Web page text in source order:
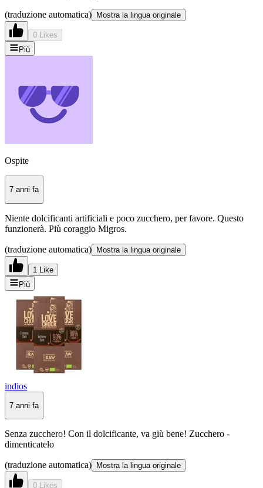
(traduzione automatica) Mostra la lingua originale
0 Likes
Più
Ospite
7 anni fa
Niente dolcificanti artificiali e poco zucchero, per favore. Questo
funzionerà. Più coraggio Migros.
(traduzione automatica) Mostra la lingua originale
1 Like
Più
indios
7 anni fa
Senza zucchero! Con il dolcificante, va giù bene! Zucchero -
dimenticatelo
(traduzione automatica) Mostra la lingua originale
0 Likes